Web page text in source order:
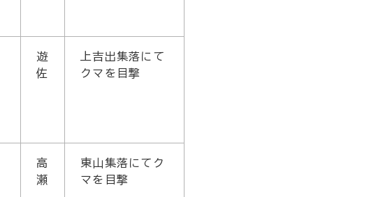
遊
佐
上吉出集落にて
クマを目撃
高
瀬
東山集落にてク
マを目撃